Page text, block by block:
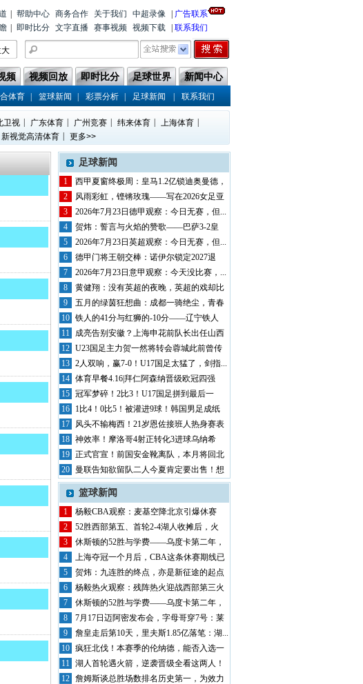
帮助中心 商务合作 关于我们 中超录像
广告联系
即时比分 文字直播 赛事视频 视频下载 联系我们
大
岸
频 视频回放 即时比分 足球世界 新闻中心
体育 | 篮球新闻 | 彩票分析 | 足球新闻 | 联系我们
卫视 广东体育 广州竞赛 纬来体育 上海体育
新视觉高清体育 | 更多>>
足球新闻
1
西甲夏窗终极周：皇马1.2亿锁迪奥曼德，
巴...
2
风雨彩虹，铿锵玫瑰——写在2026女足亚
洲...
3
2026年7月23日德甲观察：今日无赛，但...
4
贺炜：誓言与火焰的赞歌——巴萨3-2皇
马，...
5
2026年7月23日英超观察：今日无赛，但...
6
德甲门将王朝交棒：诺伊尔锁定2027退
役，...
7
2026年7月23日意甲观察：今天没比赛，...
8
黄健翔：没有英超的夜晚，英超的戏却比
英超还...
9
五月的绿茵狂想曲：成都一骑绝尘，青春
风暴席...
10 铁人的41分与红狮的-10分——辽宁铁人
半...
11
成亮告别安徽？上海申花前队长出任山西
崇德荣...
12 U23国足主力贺一然将转会蓉城此前曾传
其将...
13 2人双响，赢7-0！U17国足太猛了，剑指...
14 体育早餐4.16|拜仁阿森纳晋级欧冠四强
中...
15 冠军梦碎！2比3！U17国足拼到最后一
秒，...
16
1比4！0比5！被灌进9球！韩国男足成纸
老...
17
风头不输梅西！21岁恩佐接班人热身赛表
现抢...
18 神效率！摩洛哥4射正转化3进球乌纳希
0.2...
19 正式官宣！前国安金靴离队，本月将回北
京，有...
20
曼联告知欲留队二人今夏肯定要出售！想
收回5...
篮球新闻
1
杨毅CBA观察：麦基空降北京引爆休赛
期，第...
2
52胜西部第五、首轮2-4湖人收摊后，火
箭...
3
休斯顿的52胜与学费——乌度卡第二年，
申京...
4
上海夺冠一个月后，CBA这条休赛期线已
经翻...
5
贺炜：九连胜的终点，亦是新征途的起点
——湖...
6
杨毅热火观察：残阵热火迎战西部第三火
箭，巴...
7
休斯顿的52胜与学费——乌度卡第二年，
申京...
8
7月17日迈阿密发布会，字母哥穿7号：莱
利...
9
詹皇走后第10天，里夫斯1.85亿落笔：湖...
10 疯狂北伐！本赛季的伦纳德，能否入选一
阵？
11
湖人首轮遇火箭，逆袭晋级全看这两人！
老詹体...
12 詹姆斯谈总胜场数排名历史第一，为效力